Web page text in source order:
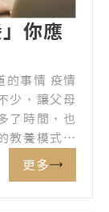
你應
的事情 疫情
少，讓父母
了時間，也
教養模式是
以往的「直
更多